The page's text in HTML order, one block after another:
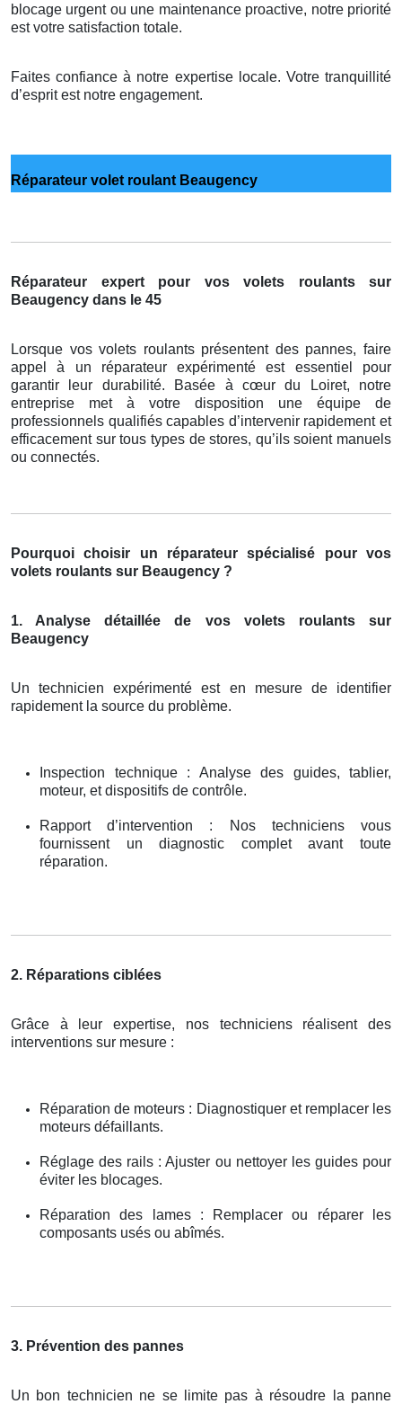
blocage urgent ou une maintenance proactive, notre priorité
est votre satisfaction totale.
Faites confiance à notre expertise locale. Votre tranquillité
d’esprit est notre engagement.
Réparateur volet roulant Beaugency
Réparateur expert pour vos volets roulants sur
Beaugency dans le 45
Lorsque vos volets roulants présentent des pannes, faire
appel à un réparateur expérimenté est essentiel pour
garantir leur durabilité. Basée à cœur du Loiret, notre
entreprise met à votre disposition une équipe de
professionnels qualifiés capables d’intervenir rapidement et
efficacement sur tous types de stores, qu’ils soient manuels
ou connectés.
Pourquoi choisir un réparateur spécialisé pour vos
volets roulants sur Beaugency ?
1. Analyse détaillée de vos volets roulants sur
Beaugency
Un technicien expérimenté est en mesure de identifier
rapidement la source du problème.
Inspection technique : Analyse des guides, tablier,
moteur, et dispositifs de contrôle.
Rapport d’intervention : Nos techniciens vous
fournissent un diagnostic complet avant toute
réparation.
2. Réparations ciblées
Grâce à leur expertise, nos techniciens réalisent des
interventions sur mesure :
Réparation de moteurs : Diagnostiquer et remplacer les
moteurs défaillants.
Réglage des rails : Ajuster ou nettoyer les guides pour
éviter les blocages.
Réparation des lames : Remplacer ou réparer les
composants usés ou abîmés.
3. Prévention des pannes
Un bon technicien ne se limite pas à résoudre la panne